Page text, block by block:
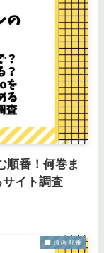
順番！何巻ま
イト調査
漫画 順番